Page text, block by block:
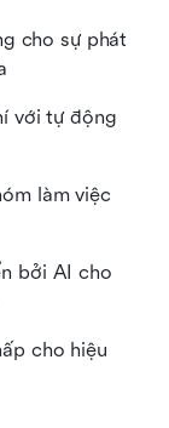
cho sự phát
với tự động
làm việc
bởi AI cho
cho hiệu